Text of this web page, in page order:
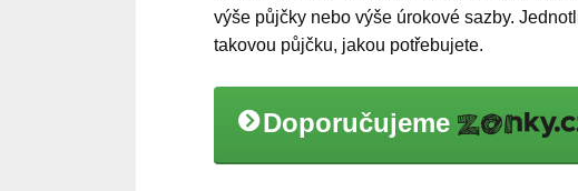
výše půjčky nebo výše úrokové sazby.
takovou půjčku, jakou potřebujete.
Doporučujeme